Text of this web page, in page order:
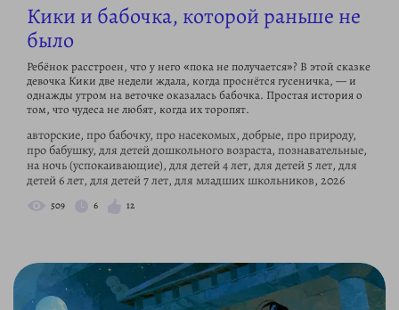
Кики и бабочка, которой раньше не
было
Ребёнок расстроен, что у него «пока не получается»? В этой сказке
девочка Кики две недели ждала, когда проснётся гусеничка, — и
однажды утром на веточке оказалась бабочка. Простая история о
том, что чудеса не любят, когда их торопят.
авторские, про бабочку, про насекомых, добрые, про природу,
про бабушку, для детей дошкольного возраста, познавательные,
на ночь (успокаивающие), для детей 4 лет, для детей 5 лет, для
детей 6 лет, для детей 7 лет, для младших школьников, 2026
509 6 12